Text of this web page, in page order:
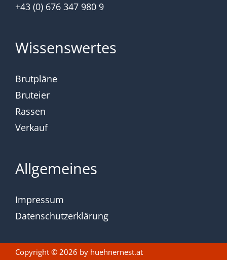
+43 (0) 676 347 980 9
Wissenswertes
Brutpläne
Bruteier
Rassen
Verkauf
Allgemeines
Impressum
Datenschutzerklärung
Copyright © 2026 by huehnernest.at